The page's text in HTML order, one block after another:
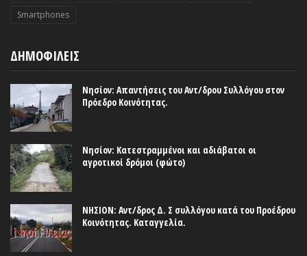
Smartphones
ΔΗΜΟΦΙΛΕΙΣ
Νησίον: Απαντήσεις του Αντ/δρου Συλλόγου στον
Πρόεδρο Κοινότητας.
Νησίον: Κατεστραμμένοι και αδιάβατοι οι
αγροτικοί δρόμοι (φώτο)
ΝΗΣΙΟΝ: Αντ/δρος Δ. Σ συλλόγου κατά του Προέδρου
Κοινότητας. Καταγγελία.